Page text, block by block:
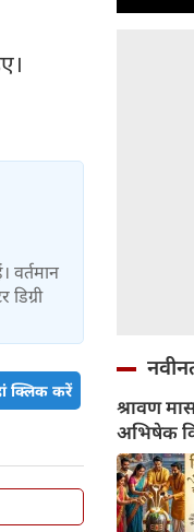
वर्तमान
क्लिक करें
श्रावण
अभिषेक
महत्व